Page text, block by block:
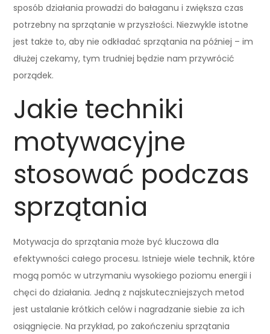
sposób działania prowadzi do bałaganu i zwiększa czas
potrzebny na sprzątanie w przyszłości. Niezwykle istotne
jest także to, aby nie odkładać sprzątania na później – im
dłużej czekamy, tym trudniej będzie nam przywrócić
porządek.
Jakie techniki
motywacyjne
stosować podczas
sprzątania
Motywacja do sprzątania może być kluczowa dla
efektywności całego procesu. Istnieje wiele technik, które
mogą pomóc w utrzymaniu wysokiego poziomu energii i
chęci do działania. Jedną z najskuteczniejszych metod
jest ustalanie krótkich celów i nagradzanie siebie za ich
osiągnięcie. Na przykład, po zakończeniu sprzątania